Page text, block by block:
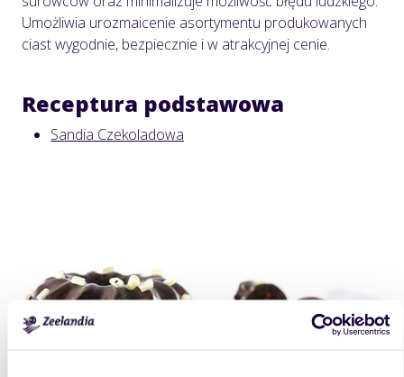
Umożliwia urozmaicenie asortymentu produkowanych
ciast wygodnie, bezpiecznie i w atrakcyjnej cenie.
Receptura podstawowa
Sandia Czekoladowa